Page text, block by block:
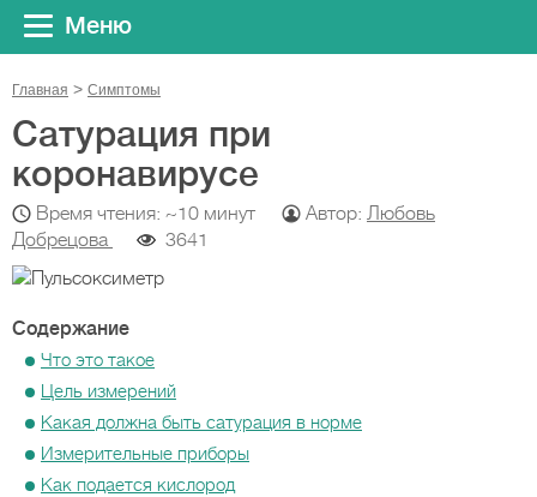
Меню
Главная Симптомы
Сатурация при
коронавирусе
Время чтения: ~10 минут Автор: Любовь
Добрецова
3641
Содержание
Что это такое
Цель измерений
Какая должна быть сатурация в норме
Измерительные приборы
Как подается кислород